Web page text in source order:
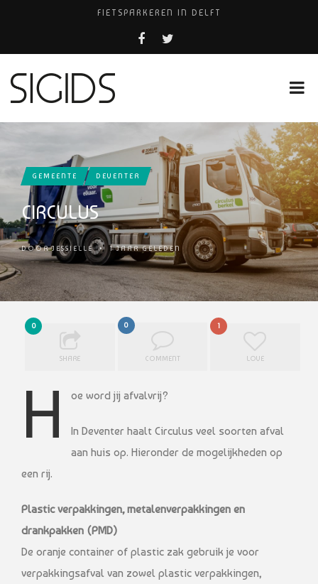
FIETSPARKEREN IN DELFT
PIZZERIA POMPEÏ ￼
COCKTAILS ON THE SPOT!
GEMEENTE DEVENTER
CIRCULUS
DOORJESSIELLE • 1 JAAR GELEDEN
0
SHARE
0
COMMENT
1
LOVE
H oe word jij afvalvrij?
In Deventer haalt Circulus veel soorten afval
aan huis op. Hieronder de mogelijkheden op
een rij.
Plastic verpakkingen, metalenverpakkingen en
drankpakken (PMD)
De oranje container of plastic zak gebruik je voor
verpakkingsafval van zowel plastic verpakkingen,